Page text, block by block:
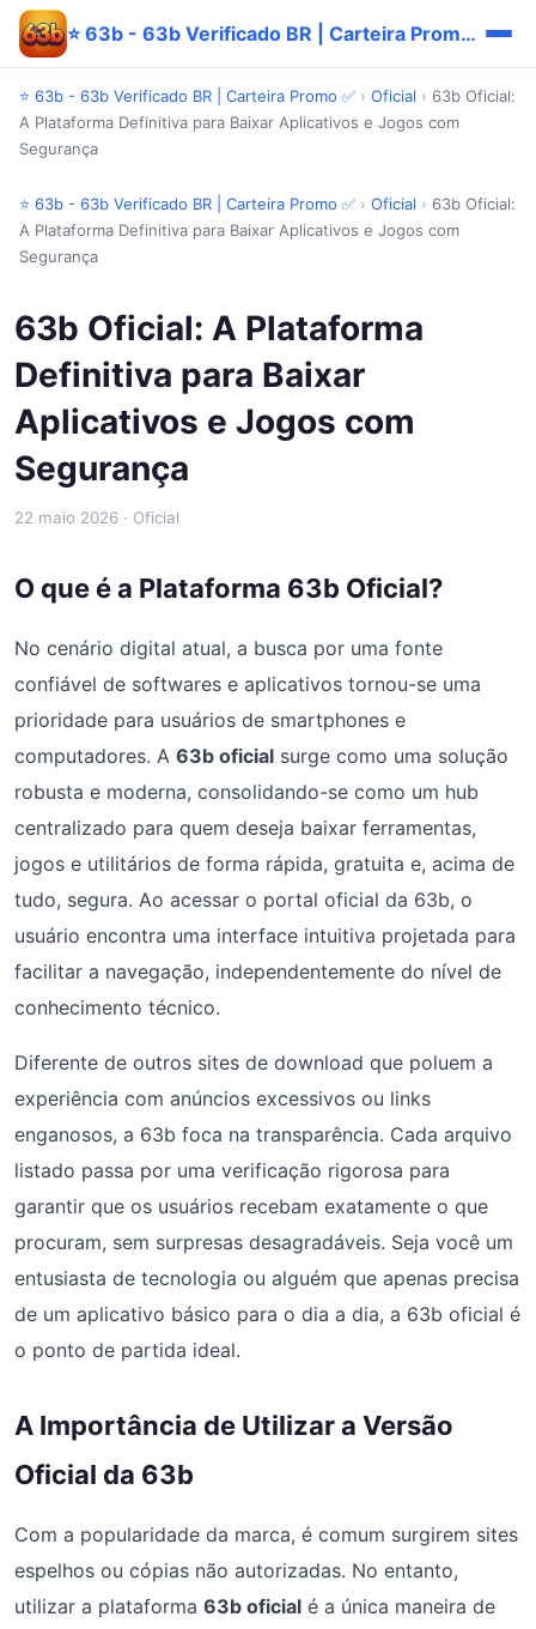
⭐ 63b - 63b Verificado BR | Carteira Promo ✅
⭐ 63b - 63b Verificado BR | Carteira Promo ✅ › Oficial › 63b Oficial:
A Plataforma Definitiva para Baixar Aplicativos e Jogos com
Segurança
⭐ 63b - 63b Verificado BR | Carteira Promo ✅ › Oficial › 63b Oficial:
A Plataforma Definitiva para Baixar Aplicativos e Jogos com
Segurança
63b Oficial: A Plataforma
Definitiva para Baixar
Aplicativos e Jogos com
Segurança
22 maio 2026 · Oficial
O que é a Plataforma 63b Oficial?
No cenário digital atual, a busca por uma fonte
confiável de softwares e aplicativos tornou-se uma
prioridade para usuários de smartphones e
computadores. A 63b oficial surge como uma solução
robusta e moderna, consolidando-se como um hub
centralizado para quem deseja baixar ferramentas,
jogos e utilitários de forma rápida, gratuita e, acima de
tudo, segura. Ao acessar o portal oficial da 63b, o
usuário encontra uma interface intuitiva projetada para
facilitar a navegação, independentemente do nível de
conhecimento técnico.
Diferente de outros sites de download que poluem a
experiência com anúncios excessivos ou links
enganosos, a 63b foca na transparência. Cada arquivo
listado passa por uma verificação rigorosa para
garantir que os usuários recebam exatamente o que
procuram, sem surpresas desagradáveis. Seja você um
entusiasta de tecnologia ou alguém que apenas precisa
de um aplicativo básico para o dia a dia, a 63b oficial é
o ponto de partida ideal.
A Importância de Utilizar a Versão
Oficial da 63b
Com a popularidade da marca, é comum surgirem sites
espelhos ou cópias não autorizadas. No entanto,
utilizar a plataforma 63b oficial é a única maneira de